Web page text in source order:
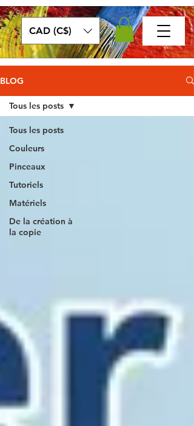
CAD (C$)
BLOG
Tous les posts
Couleurs
Pinceaux
Tutoriels
Matériels
De la création à
la copie
Tous les posts